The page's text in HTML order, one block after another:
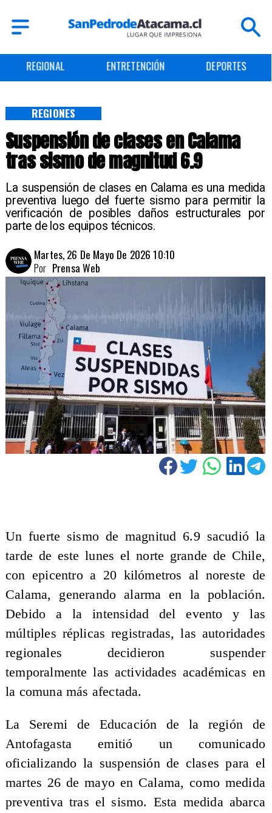
REGIONAL ENTRETENCIÓN DEPORTES
Suspensión de clases en Calama
tras sismo de magnitud 6.9
La suspensión de clases en Calama es una medida
preventiva luego del fuerte sismo para permitir la
verificación de posibles daños estructurales por
parte de los equipos técnicos.
REGIONES
Martes, 26 De Mayo De 2026 10:10
Prensa Web
Por
Un fuerte sismo de magnitud 6.9 sacudió la
tarde de este lunes el norte grande de Chile,
con epicentro a 20 kilómetros al noreste de
Calama, generando alarma en la población.
Debido a la intensidad del evento y las
múltiples réplicas registradas, las autoridades
regionales decidieron suspender
temporalmente las actividades académicas en
la comuna más afectada.
La Seremi de Educación de la región de
Antofagasta emitió un comunicado
oficializando la suspensión de clases para el
martes 26 de mayo en Calama, como medida
preventiva tras el sismo. Esta medida abarca